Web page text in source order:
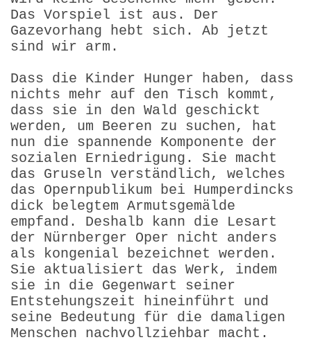
Das Vorspiel ist aus. Der
Gazevorhang hebt sich. Ab jetzt
sind wir arm.
Dass die Kinder Hunger haben, dass
nichts mehr auf den Tisch kommt,
dass sie in den Wald geschickt
werden, um Beeren zu suchen, hat
nun die spannende Komponente der
sozialen Erniedrigung. Sie macht
das Gruseln verständlich, welches
das Opernpublikum bei Humperdincks
dick belegtem Armutsgemälde
empfand. Deshalb kann die Lesart
der Nürnberger Oper nicht anders
als kongenial bezeichnet werden.
Sie aktualisiert das Werk, indem
sie in die Gegenwart seiner
Entstehungszeit hineinführt und
seine Bedeutung für die damaligen
Menschen nachvollziehbar macht.